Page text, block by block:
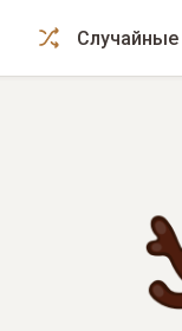
Случайные